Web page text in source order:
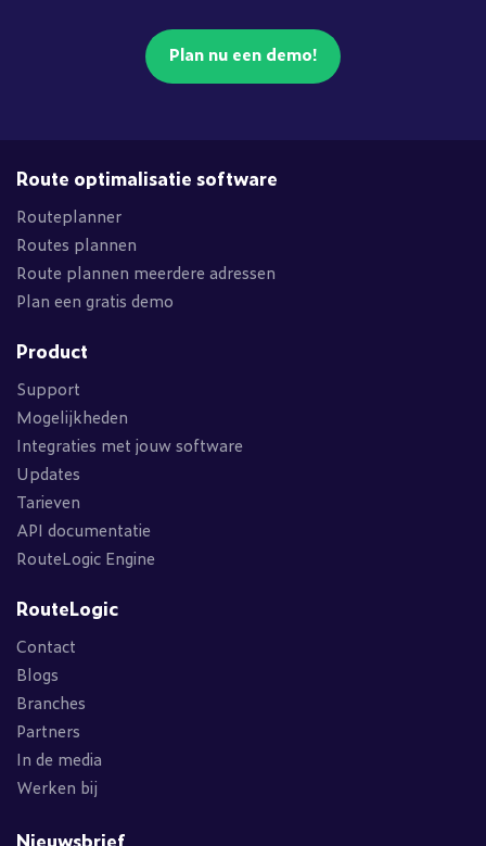
Plan nu een demo!
Route optimalisatie software
Routeplanner
Routes plannen
Route plannen meerdere adressen
Plan een gratis demo
Product
Support
Mogelijkheden
Integraties met jouw software
Updates
Tarieven
API documentatie
RouteLogic Engine
RouteLogic
Contact
Blogs
Branches
Partners
In de media
Werken bij
Nieuwsbrief